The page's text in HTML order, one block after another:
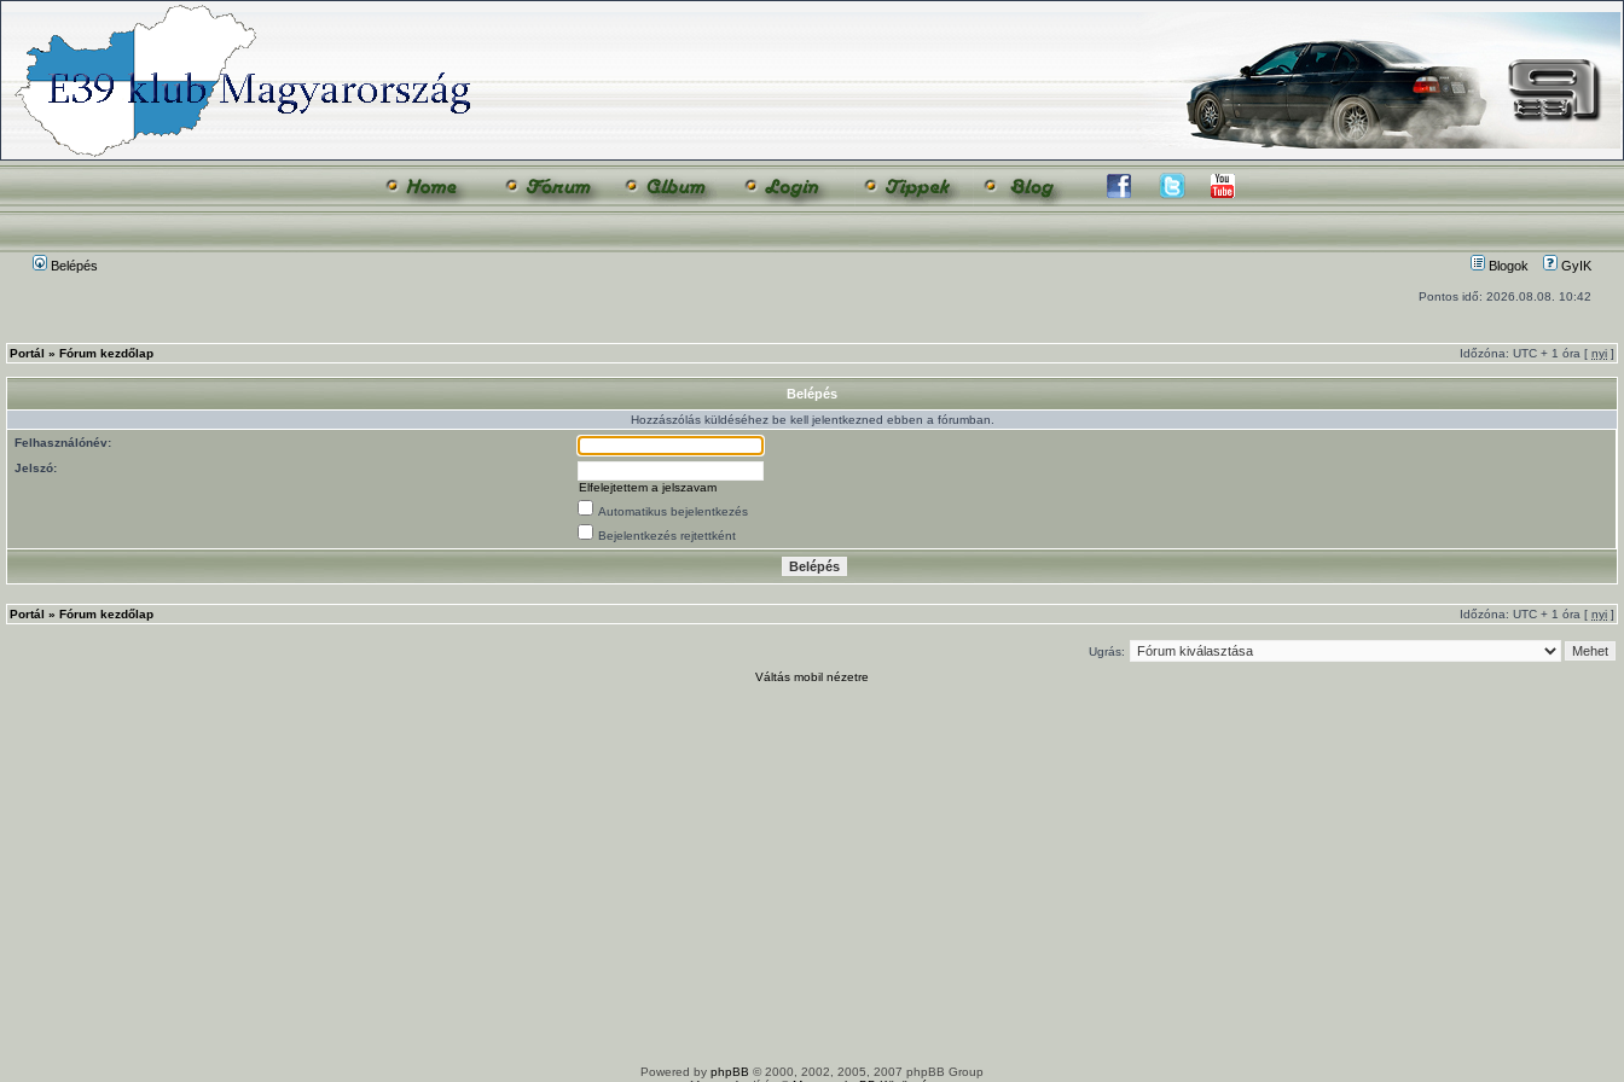
Belépés Blogok GyIK
Pontos idő: 2026.08.08. 10:42
Portál » Fórum kezdőlap Időzóna: UTC + 1 óra [ nyi ]
Belépés
Hozzászólás küldéséhez be kell jelentkezned ebben a fórumban.
Felhasználónév:
Jelszó:
Elfelejtettem a jelszavam
Automatikus bejelentkezés
Bejelentkezés rejtettként
Portál » Fórum kezdőlap Időzóna: UTC + 1 óra [ nyi ]
Ugrás:
Váltás mobil nézetre
Powered by phpBB © 2000, 2002, 2005, 2007 phpBB Group